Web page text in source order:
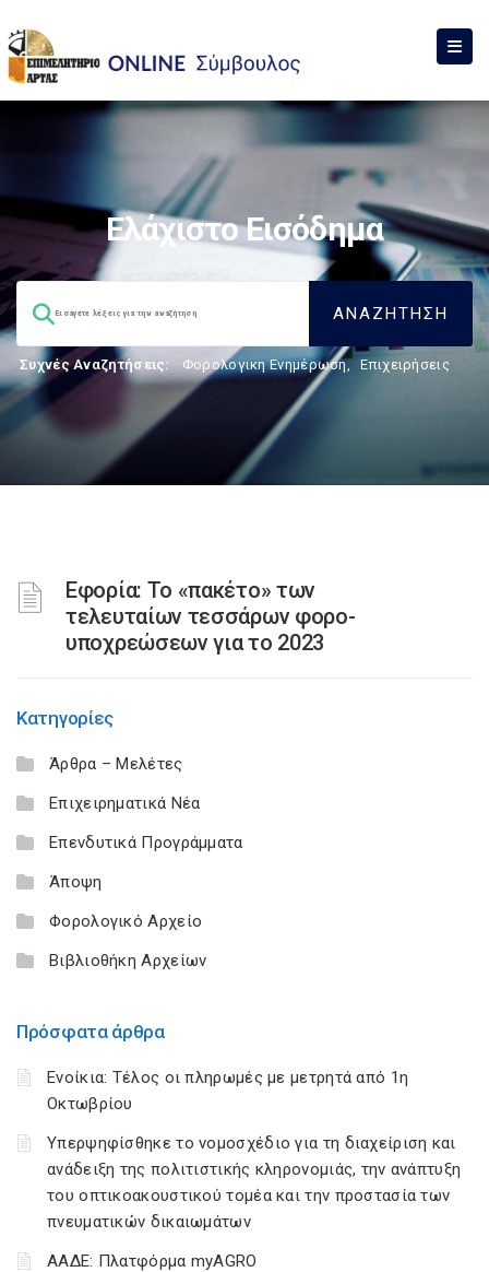
Ελάχιστο Εισόδημα
Συχνές Αναζητήσεις: Φορολογικη Ενημέρωση, Επιχειρήσεις
Εφορία: Το «πακέτο» των
τελευταίων τεσσάρων φορο-
υποχρεώσεων για το 2023
Κατηγορίες
Άρθρα – Μελέτες
Επιχειρηματικά Νέα
Επενδυτικά Προγράμματα
Άποψη
Φορολογικό Αρχείο
Βιβλιοθήκη Αρχείων
Πρόσφατα άρθρα
Ενοίκια: Τέλος οι πληρωμές με μετρητά από 1η
Οκτωβρίου
Υπερψηφίσθηκε το νομοσχέδιο για τη διαχείριση και
ανάδειξη της πολιτιστικής κληρονομιάς, την ανάπτυξη
του οπτικοακουστικού τομέα και την προστασία των
πνευματικών δικαιωμάτων
ΑΑΔΕ: Πλατφόρμα myAGRO